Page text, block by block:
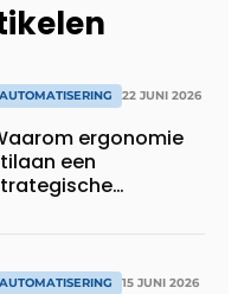
AUTOMATISERING 22 JUNI 2026
ergonomie
een
AUTOMATISERING 15 JUNI 2026